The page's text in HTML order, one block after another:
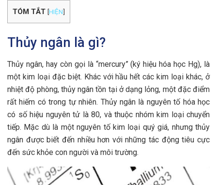
TÓM TẮT [HIỆN]
Thủy ngân là gì?
Thủy ngân, hay còn gọi là “mercury” (ký hiệu hóa học Hg), là
một kim loại đặc biệt. Khác với hầu hết các kim loại khác, ở
nhiệt độ phòng, thủy ngân tồn tại ở dạng lỏng, một đặc điểm
rất hiếm có trong tự nhiên. Thủy ngân là nguyên tố hóa học
có số hiệu nguyên tử là 80, và thuộc nhóm kim loại chuyển
tiếp. Mặc dù là một nguyên tố kim loại quý giá, nhưng thủy
ngân được biết đến nhiều hơn với những tác động tiêu cực
đến sức khỏe con người và môi trường.